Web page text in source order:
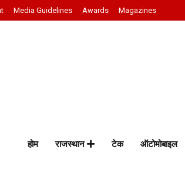
Media Guidelines Awards Magazines
होम राजस्थान टेक ऑटोमोबाइल